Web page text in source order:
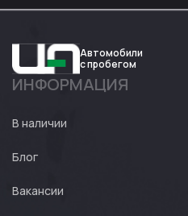
Авто
Автомобили
с пробегом
ИНФОРМАЦИЯ
В наличии
Блог
Вакансии